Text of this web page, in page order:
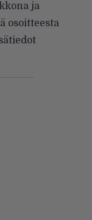
ja
osoitteesta